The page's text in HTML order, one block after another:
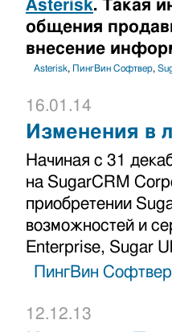
Asterisk. Такая
общения
внесение
Asterisk, ПингВин Софтвер,
16.01.14
Изменения в
Начиная с 31
на SugarCRM
приобретении
возможностей и
Enterprise, Sugar
ПингВин Софтвер
12.12.13